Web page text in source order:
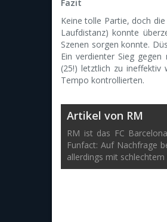
Fazit
Keine tolle Partie, doch
Laufdistanz) konnte
Szenen sorgen konnte.
Ein verdienter Sieg
(25!) letztlich zu ineffektiv
Tempo kontrollierten.
Artikel von RM
RM ist das FC
Funfact: Auf Nachfrage
allerdings mit schlechtem